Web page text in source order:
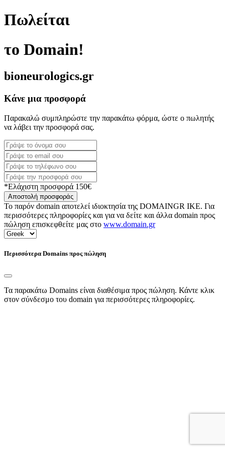
Πωλείται
το Domain!
bioneurologics.gr
Κάνε μια προσφορά
Παρακαλώ συμπληρώστε την παρακάτω φόρμα, ώστε ο πωλητής
να λάβει την προσφορά σας.
*Ελάχιστη προσφορά 150€
Αποστολή προσφοράς
Το παρόν domain αποτελεί ιδιοκτησία της DOMAINGR ΙΚΕ. Για
περισσότερες πληροφορίες και για να δείτε και άλλα domain προς
πώληση επισκεφθείτε μας στο www.domain.gr
Περισσότερα Domains προς πώληση
Τα παρακάτω Domains είναι διαθέσιμα προς πώληση. Κάντε κλικ
στον σύνδεσμο του domain για περισσότερες πληροφορίες.